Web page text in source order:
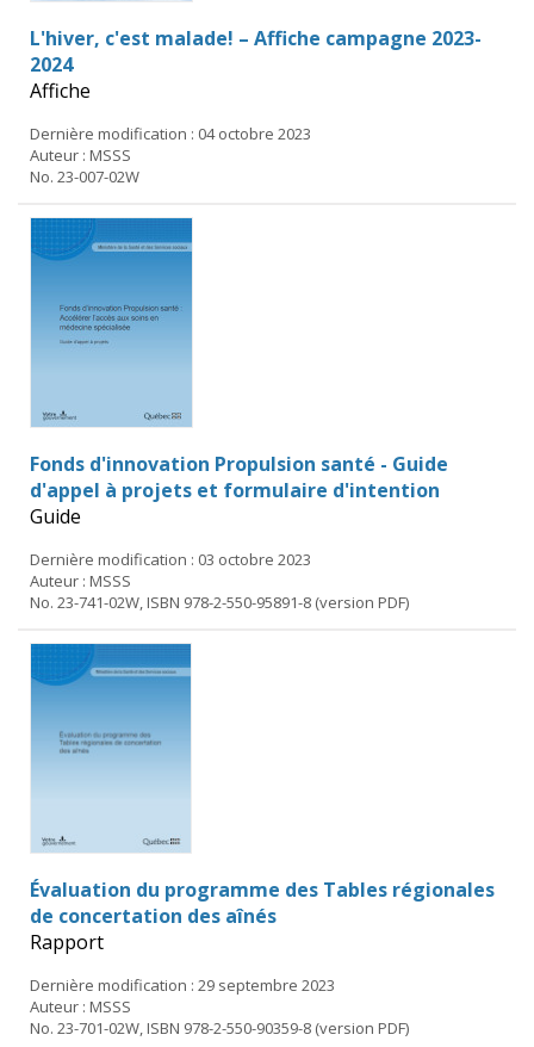
L'hiver, c'est malade! – Affiche campagne 2023-
2024
Affiche
Dernière modification : 04 octobre 2023
Auteur : MSSS
No. 23-007-02W
Fonds d'innovation Propulsion santé - Guide
d'appel à projets et formulaire d'intention
Guide
Dernière modification : 03 octobre 2023
Auteur : MSSS
No. 23-741-02W, ISBN 978-2-550-95891-8 (version PDF)
Évaluation du programme des Tables régionales
de concertation des aînés
Rapport
Dernière modification : 29 septembre 2023
Auteur : MSSS
No. 23-701-02W, ISBN 978-2-550-90359-8 (version PDF)